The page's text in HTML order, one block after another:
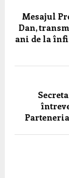
Mesajul
Dan,
ani de la